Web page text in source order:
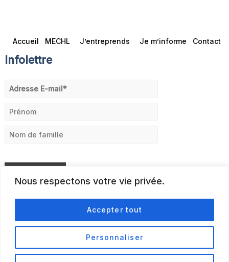
Nous respectons votre vie privée.
Personnaliser
Accepter tout
Accueil MECHL J’entreprends Je m’informe Contact
Infolettre
© 2026 Politique de confidentialité